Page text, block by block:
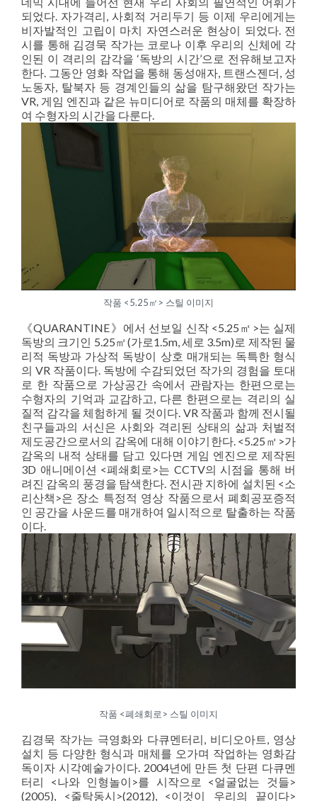
되었다. 자가격리, 사회적 거리두기 등 이제 우리에게는
비자발적인 고립이 마치 자연스러운 현상이 되었다. 전
시를 통해 김경묵 작가는 코로나 이후 우리의 신체에 각
인된 이 격리의 감각을 ‘독방의 시간’으로 전유해보고자
한다. 그동안 영화 작업을 통해 동성애자, 트랜스젠더, 성
노동자, 탈북자 등 경계인들의 삶을 탐구해왔던 작가는
VR, 게임 엔진과 같은 뉴미디어로 작품의 매체를 확장하
여 수형자의 시간을 다룬다.
작품 <5.25㎡> 스틸 이미지
《QUARANTINE》에서 선보일 신작 <5.25㎡>는 실제
독방의 크기인 5.25㎡(가로1.5m, 세로 3.5m)로 제작된 물
리적 독방과 가상적 독방이 상호 매개되는 독특한 형식
의 VR 작품이다. 독방에 수감되었던 작가의 경험을 토대
로 한 작품으로 가상공간 속에서 관람자는 한편으로는
수형자의 기억과 교감하고, 다른 한편으로는 격리의 실
질적 감각을 체험하게 될 것이다. VR 작품과 함께 전시될
친구들과의 서신은 사회와 격리된 상태의 삶과 처벌적
제도공간으로서의 감옥에 대해 이야기한다. <5.25㎡>가
감옥의 내적 상태를 담고 있다면 게임 엔진으로 제작된
3D 애니메이션 <폐쇄회로>는 CCTV의 시점을 통해 버
려진 감옥의 풍경을 탐색한다. 전시관 지하에 설치된 <소
리산책>은 장소 특정적 영상 작품으로서 폐회공포증적
인 공간을 사운드를 매개하여 일시적으로 탈출하는 작품
이다.
작품 <폐쇄회로> 스틸 이미지
김경묵 작가는 극영화와 다큐멘터리, 비디오아트, 영상
설치 등 다양한 형식과 매체를 오가며 작업하는 영화감
독이자 시각예술가이다. 2004년에 만든 첫 단편 다큐멘
터리 <나와 인형놀이>를 시작으로 <얼굴없는 것들>
(2005), <줄탁동시>(2012), <이것이 우리의 끝이다>